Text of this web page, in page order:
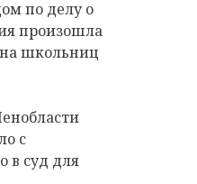
по делу о
произошла
школьниц
с
в суд для